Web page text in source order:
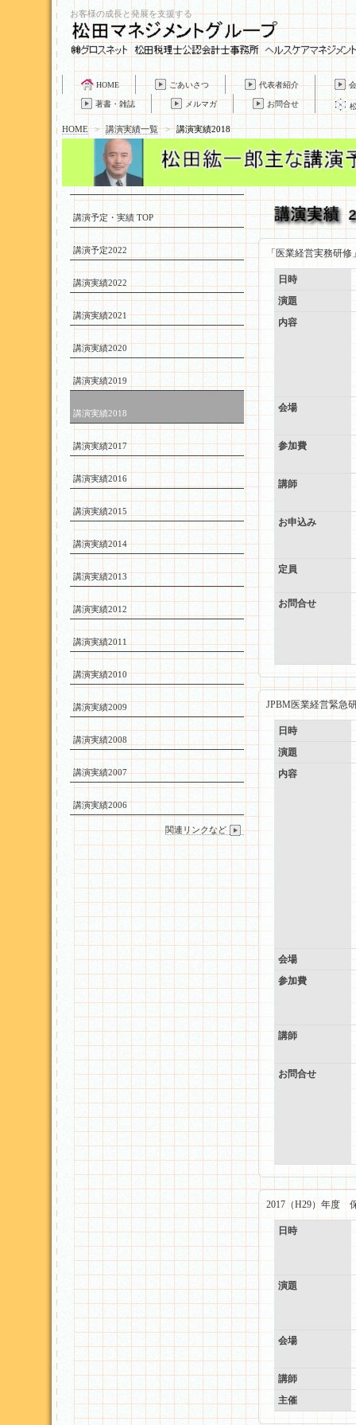
お客様の成長と発展を支援する
HOME ごあいさつ 代表者紹介
著書・雑誌 メルマガ お問合せ
HOME > 講演実績一覧 > 講演実績2018
「医業経営実務研
日時
演題
内容
会場
参加費
講師
お申込み
定員
お問合せ
JPBM医業経営緊急
日時
演題
内容
会場
参加費
講師
お問合せ
2017（H29）年度
日時
演題
会場
講師
主催
講演予定・実績 TOP
講演予定2022
講演実績2022
講演実績2021
講演実績2020
講演実績2019
講演実績2018
講演実績2017
講演実績2016
講演実績2015
講演実績2014
講演実績2013
講演実績2012
講演実績2011
講演実績2010
講演実績2009
講演実績2008
講演実績2007
講演実績2006
関連リンクなど